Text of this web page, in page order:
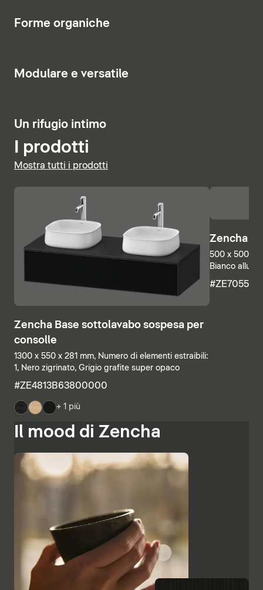
5
Forme organiche
7
Modulare e versatile
2
Un rifugio intimo
I prodotti
Mostra tutti i prodotti
Zencha Base sottolavabo sospesa per
consolle
1300 x 550 x 281 mm, Numero di elementi estraibili:
1, Nero zigrinato, Grigio grafite super opaco
#ZE4813B63800000
+ 1 più
Zencha
500 x 500
Bianco
Il mood di Zencha